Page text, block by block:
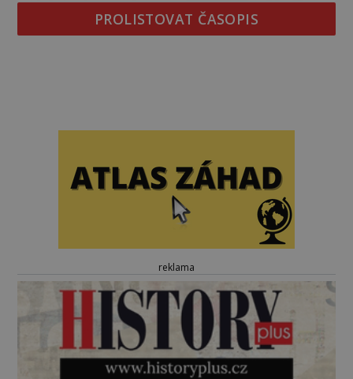
PROLISTOVAT ČASOPIS
reklama